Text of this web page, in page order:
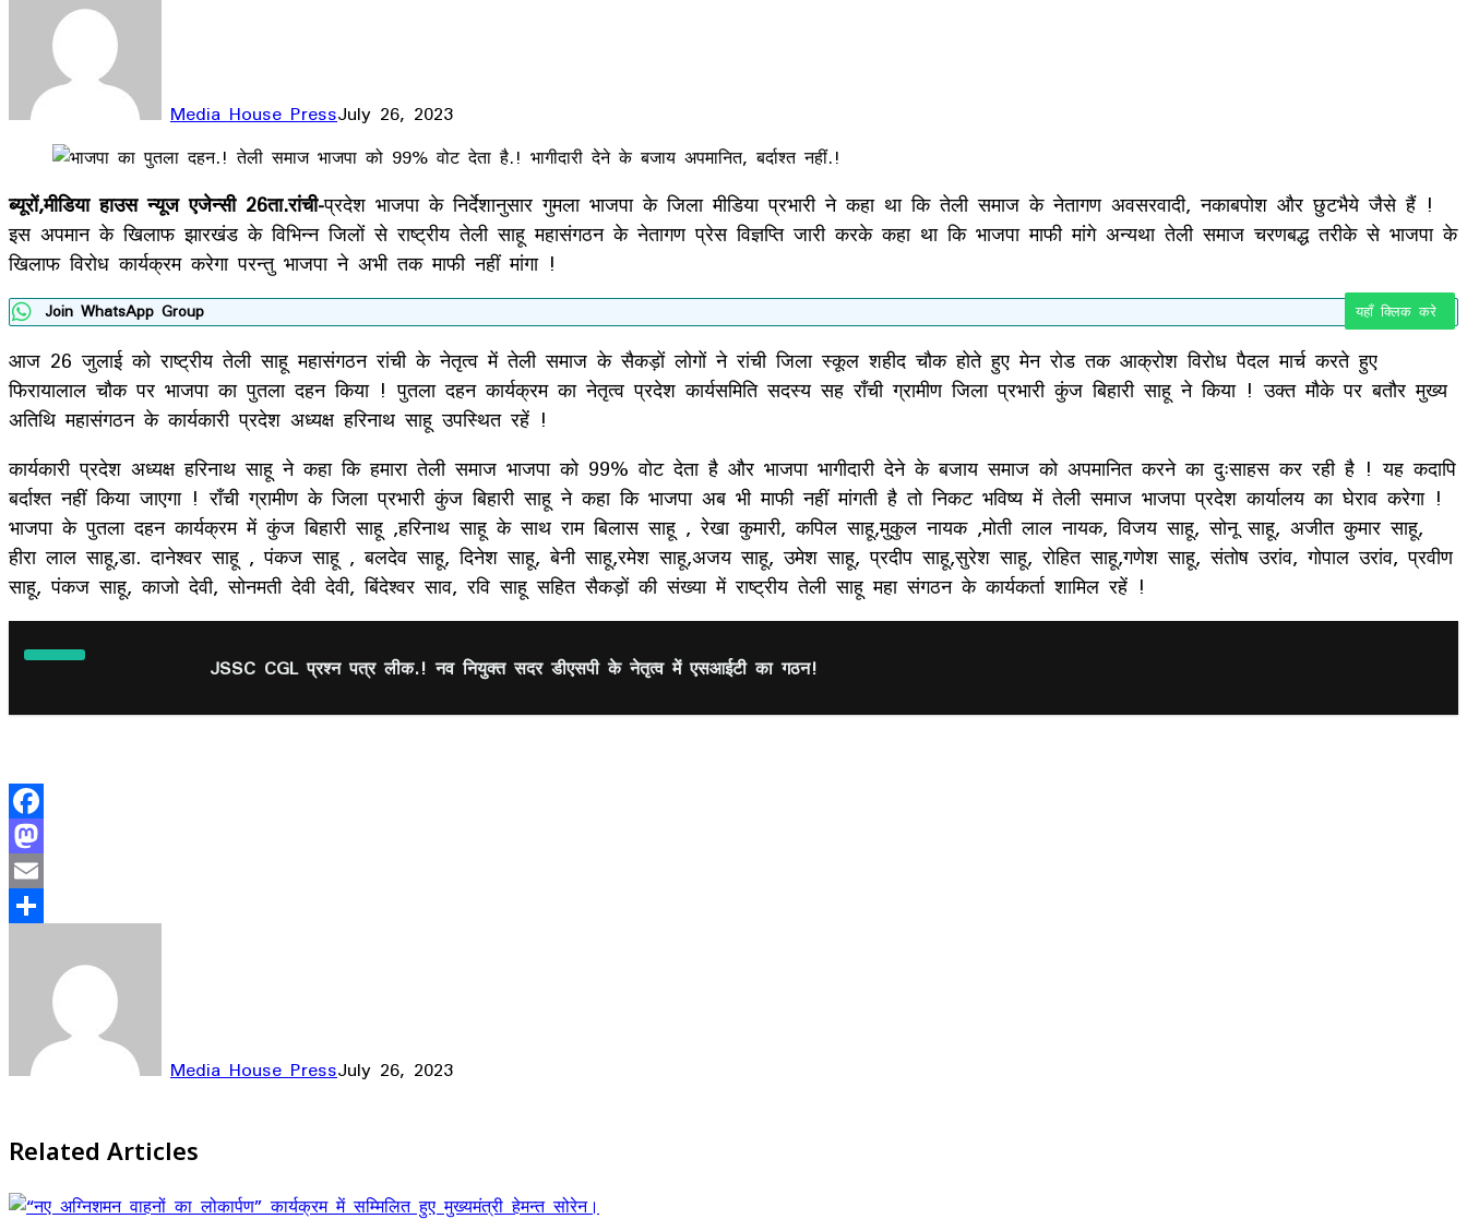
Media House PressJuly 26, 2023
Facebook
LinkedIn
WhatsApp
Telegram
ब्यूरों,मीडिया हाउस न्यूज एजेन्सी 26ता.रांची-प्रदेश भाजपा के निर्देशानुसार गुमला भाजपा के जिला मीडिया प्रभारी ने कहा था कि तेली समाज के नेतागण अवसरवादी, नकाबपोश और छुटभैये जैसे हैं !
इस अपमान के खिलाफ झारखंड के विभिन्न जिलों से राष्ट्रीय तेली साहू महासंगठन के नेतागण प्रेस विज्ञप्ति जारी करके कहा था कि भाजपा माफी मांगे अन्यथा तेली समाज चरणबद्ध तरीके से भाजपा के
खिलाफ विरोध कार्यक्रम करेगा परन्तु भाजपा ने अभी तक माफी नहीं मांगा !
Join WhatsApp Group यहाँ क्लिक करे
आज 26 जुलाई को राष्ट्रीय तेली साहू महासंगठन रांची के नेतृत्व में तेली समाज के सैकड़ों लोगों ने रांची जिला स्कूल शहीद चौक होते हुए मेन रोड तक आक्रोश विरोध पैदल मार्च करते हुए
फिरायालाल चौक पर भाजपा का पुतला दहन किया ! पुतला दहन कार्यक्रम का नेतृत्व प्रदेश कार्यसमिति सदस्य सह राँची ग्रामीण जिला प्रभारी कुंज बिहारी साहू ने किया ! उक्त मौके पर बतौर मुख्य
अतिथि महासंगठन के कार्यकारी प्रदेश अध्यक्ष हरिनाथ साहू उपस्थित रहें !
कार्यकारी प्रदेश अध्यक्ष हरिनाथ साहू ने कहा कि हमारा तेली समाज भाजपा को 99% वोट देता है और भाजपा भागीदारी देने के बजाय समाज को अपमानित करने का दुःसाहस कर रही है ! यह कदापि
बर्दाश्त नहीं किया जाएगा ! राँची ग्रामीण के जिला प्रभारी कुंज बिहारी साहू ने कहा कि भाजपा अब भी माफी नहीं मांगती है तो निकट भविष्य में तेली समाज भाजपा प्रदेश कार्यालय का घेराव करेगा !
भाजपा के पुतला दहन कार्यक्रम में कुंज बिहारी साहू ,हरिनाथ साहू के साथ राम बिलास साहू , रेखा कुमारी, कपिल साहू,मुकुल नायक ,मोती लाल नायक, विजय साहू, सोनू साहू, अजीत कुमार साहू,
हीरा लाल साहू,डा. दानेश्वर साहू , पंकज साहू , बलदेव साहू, दिनेश साहू, बेनी साहू,रमेश साहू,अजय साहू, उमेश साहू, प्रदीप साहू,सुरेश साहू, रोहित साहू,गणेश साहू, संतोष उरांव, गोपाल उरांव, प्रवीण
साहू, पंकज साहू, काजो देवी, सोनमती देवी देवी, बिंदेश्वर साव, रवि साहू सहित सैकड़ों की संख्या में राष्ट्रीय तेली साहू महा संगठन के कार्यकर्ता शामिल रहें !
JSSC CGL प्रश्न पत्र लीक.! नव नियुक्त सदर डीएसपी के नेतृत्व में एसआईटी का गठन!
Facebook
Mastodon
Email
Media House PressJuly 26, 2023
Related Articles